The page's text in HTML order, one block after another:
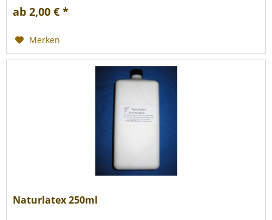
ab 2,00 € *
Merken
Naturlatex 250ml